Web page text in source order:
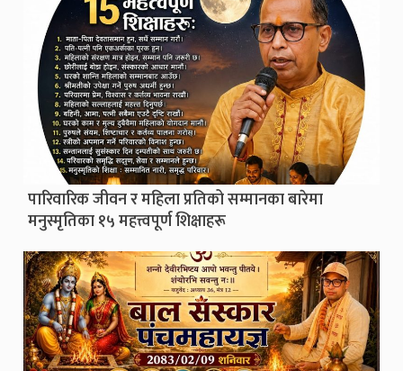
पारिवारिक जीवन र महिला प्रतिको सम्मानका बारेमा
मनुस्मृतिका १५ महत्त्वपूर्ण शिक्षाहरू